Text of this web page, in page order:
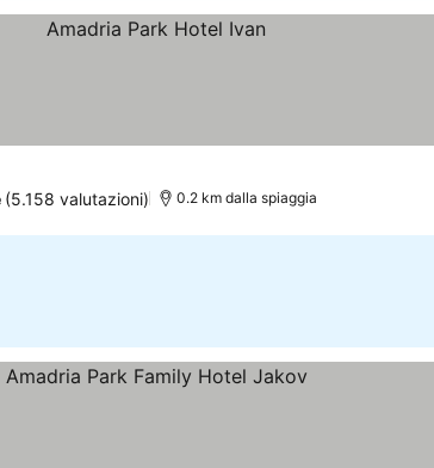
(5.158 valutazioni) 0.2 km dalla spiaggia